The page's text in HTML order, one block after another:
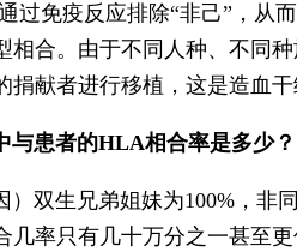
过免疫反应排除“非己”，
相合。由于不同人种、不同
捐献者进行移植，这是造血
患者的HLA相合率是多少？
生兄弟姐妹为100%，非同
几率只有几十万分之一甚至